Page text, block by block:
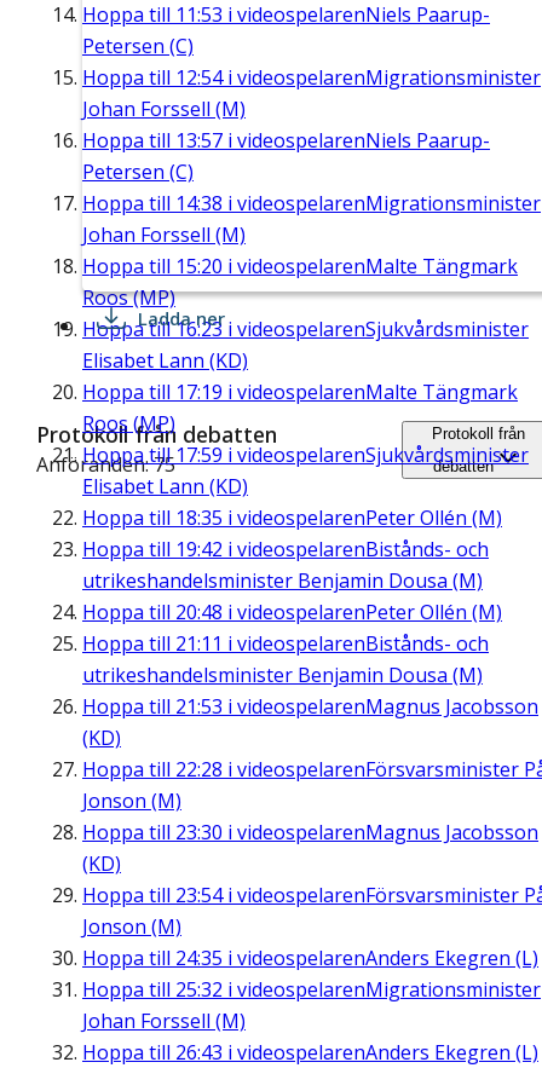
Hoppa till 11:53 i videospelarenNiels Paarup-
Petersen (C)
Hoppa till 12:54i videospelarenMigrationsminister
Johan Forssell (M)
Hoppa till 13:57 i videospelarenNiels Paarup-
Petersen (C)
Hoppa till 14:38 i videospelarenMigrationsminister
Johan Forssell (M)
Hoppa till 15:20 i videospelarenMalte Tängmark
Roos (MP)
Hoppa till16:23 i videospelarenSjukvårdsminister
Elisabet Lann (KD)
Hoppa till 17:19 i videospelarenMalte Tängmark
Roos (MP)
Hoppa till17:59 i videospelarenSjukvårdsminister
Elisabet Lann (KD)
Hoppa till 18:35 i videospelarenPeter Ollén (M)
Hoppa till 19:42 i videospelarenBistånds- och
utrikeshandelsminister Benjamin Dousa (M)
Hoppa till 20:48 i videospelarenPeter Ollén (M)
Hoppa till 21:11 i videospelarenBistånds- och
utrikeshandelsminister Benjamin Dousa (M)
Hoppa till 21:53 i videospelarenMagnus Jacobsson
(KD)
Hoppa till 22:28 i videospelarenFörsvarsminister
Jonson (M)
Hoppa till 23:30 i videospelarenMagnus Jacobsson
(KD)
Hoppa till 23:54i videospelarenFörsvarsminister
Jonson (M)
Hoppa till 24:35 i videospelarenAnders Ekegren (L)
Hoppa till 25:32 i videospelarenMigrationsminister
Johan Forssell (M)
Hoppa till 26:43 i videospelarenAnders Ekegren (L)
Ladda ner
Protokoll från debatten
Anföranden: 75
Protokoll från
debatten